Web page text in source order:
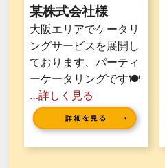
某株式会社様
大阪エリアでケータリ
ングサービスを展開し
ております、パーティ
ーケータリングです🍽
…詳しく見る